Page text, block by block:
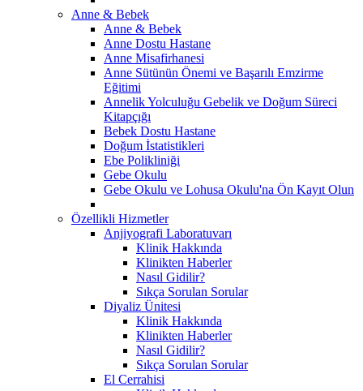
Anne & Bebek
Anne & Bebek
Anne Dostu Hastane
Anne Misafirhanesi
Anne Sütünün Önemi ve Başarılı Emzirme
Eğitimi
Annelik Yolculuğu Gebelik ve Doğum Süreci
Kitapçığı
Bebek Dostu Hastane
Doğum İstatistikleri
Ebe Polikliniği
Gebe Okulu
Gebe Okulu ve Lohusa Okulu'na Ön Kayıt Olun
Özellikli Hizmetler
Anjiyografi Laboratuvarı
Klinik Hakkında
Klinikten Haberler
Nasıl Gidilir?
Sıkça Sorulan Sorular
Diyaliz Ünitesi
Klinik Hakkında
Klinikten Haberler
Nasıl Gidilir?
Sıkça Sorulan Sorular
El Cerrahisi